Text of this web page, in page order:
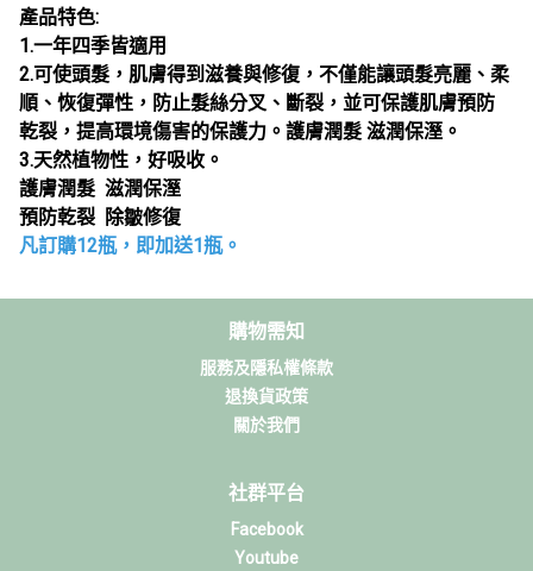
產品特色:
1.一年四季皆適用
2.可使頭髮，肌膚得到滋養與修復，不僅能讓頭髮亮麗、柔
順、恢復彈性，防止髮絲分叉、斷裂，並可保護肌膚預防
乾裂，提高環境傷害的保護力。護膚潤髮 滋潤保溼。
3.天然植物性，好吸收。
護膚潤髮 滋潤保溼
預防乾裂 除皺修復
凡訂購12瓶，即加送1瓶。
購物需知
服務及隱私權條款
退換貨政策
關於我們
社群平台
Facebook
Youtube